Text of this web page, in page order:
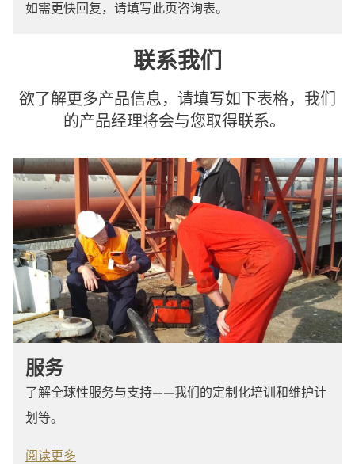
如需更快回复，请填写此页咨询表。
联系我们
欲了解更多产品信息，请填写如下表格，我们
的产品经理将会与您取得联系。
服务
了解全球性服务与支持——我们的定制化培训和维护计
划等。
阅读更多